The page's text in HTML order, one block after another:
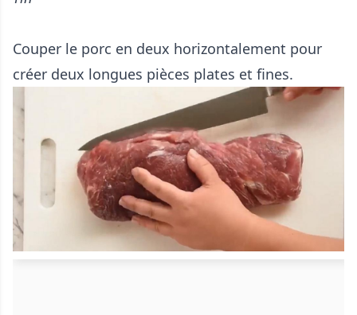
Couper le porc en deux horizontalement pour
créer deux longues pièces plates et fines.